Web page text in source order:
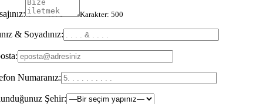
Karakter: 500
& Soyadınız:
Numaranız:
Şehir: